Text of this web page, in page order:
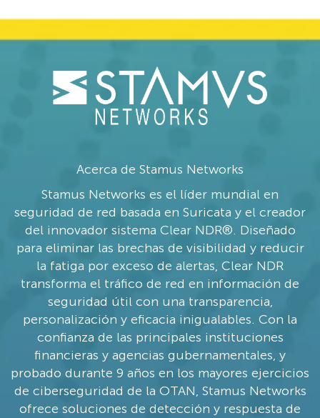
Acerca de Stamus Networks
Stamus Networks es el líder mundial en
seguridad de red basada en Suricata y el creador
del innovador sistema Clear NDR®. Diseñado
para eliminar las brechas de visibilidad y reducir
la fatiga por exceso de alertas, Clear NDR
transforma el tráfico de red en información de
seguridad útil con una transparencia,
personalización y eficacia inigualables. Con la
confianza de las principales instituciones
financieras y agencias gubernamentales, y
probado durante 9 años en los mayores ejercicios
de ciberseguridad de la OTAN, Stamus Networks
ofrece soluciones de detección y respuesta de